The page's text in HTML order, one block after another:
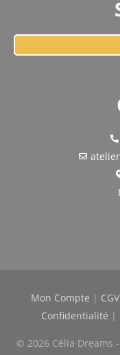
Mon Compte | CGV
Confidentialité |
© 2026 Célia Dreams